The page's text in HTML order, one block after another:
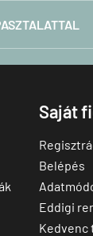
Saját
Belépés
Eddigi
Kedvenc